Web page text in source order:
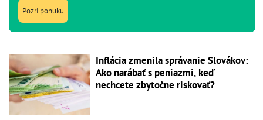
Pozri ponuku
Inflácia zmenila správanie Slovákov:
Ako narábať s peniazmi, keď
nechcete zbytočne riskovať?